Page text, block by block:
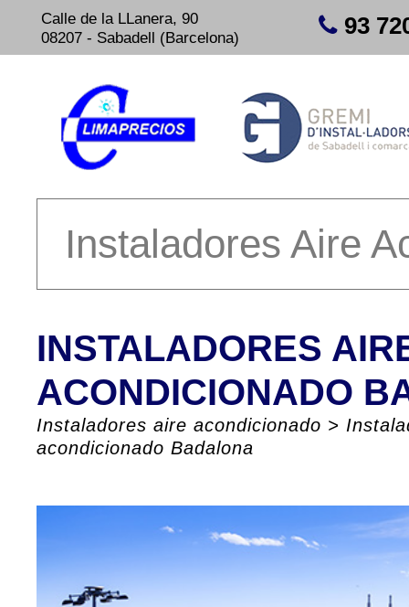
Calle de la LLanera, 90
08207 - Sabadell (Barcelona)
93
INSTALADORES
ACONDICIONADO
Instaladores aire acondicionado >
acondicionado Badalona